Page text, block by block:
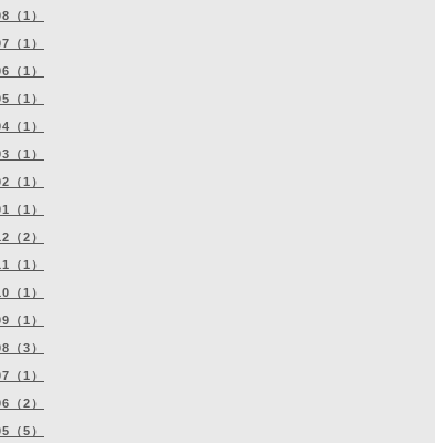
（1）
（1）
（1）
（1）
（1）
（1）
（1）
（1）
（2）
（1）
（1）
（1）
（3）
（1）
（2）
（5）